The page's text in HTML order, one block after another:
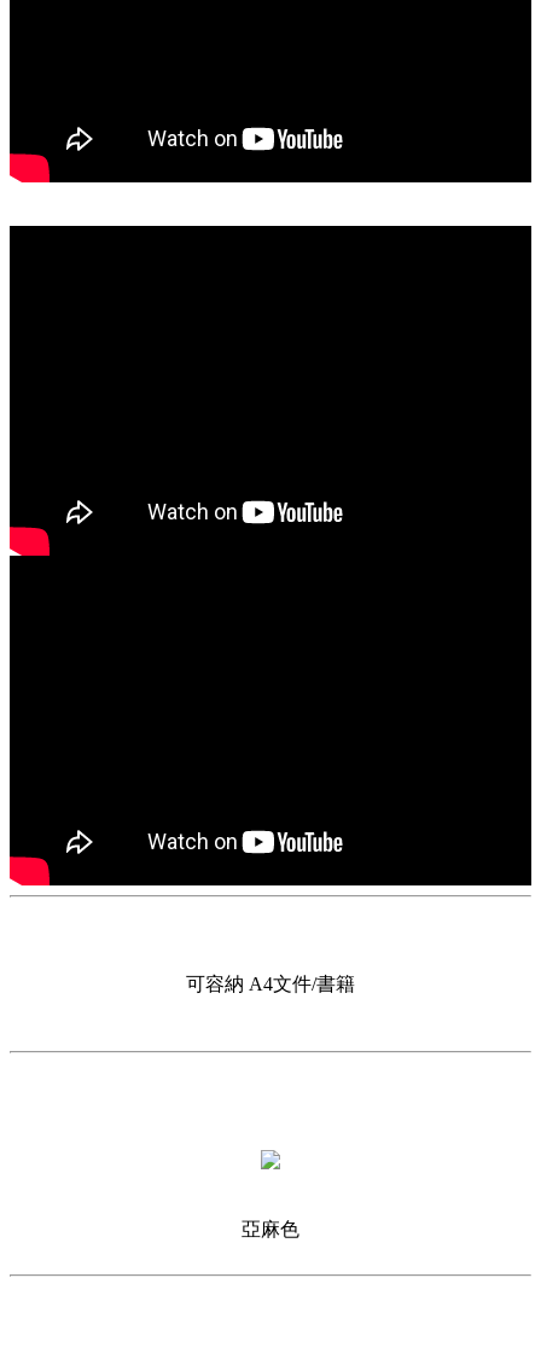
諒。
依據行政院所公布「通訊交易解除權合理例外情事適用準則
五、非以有形媒介提供之數位內容或一經提供即為完成之線上
服務，經消費者事先同意始提供。
六、已拆封之個人衛生用品。
可容納 A4文件/書籍
亞麻色